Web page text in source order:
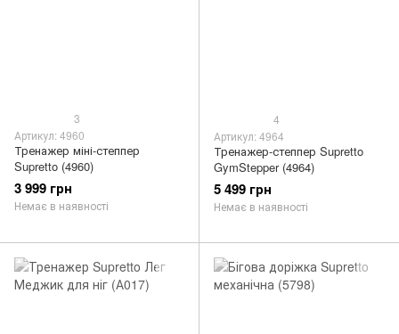
3
Артикул: 4960
Тренажер міні-степпер
Supretto (4960)
3 999 грн
Немає в наявності
4
Артикул: 4964
Тренажер-степпер Supretto
GymStepper (4964)
5 499 грн
Немає в наявності